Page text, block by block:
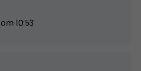
10:53